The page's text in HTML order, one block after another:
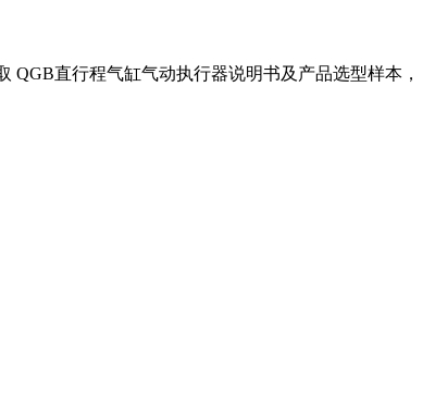
QGB直行程气缸气动执行器说明书及产品选型样本，